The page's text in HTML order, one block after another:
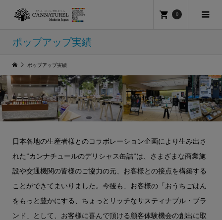
0
ポップアップ実績
ポップアップ実績
日本各地の生産者様とのコラボレーション企画により生み出さ
れた”カンナチュールのデリシャス缶詰”は、さまざまな商業施
設や交通機関の皆様のご協力の元、お客様との接点を構築する
ことができてまいりました。今後も、お客様の「おうちごはん
をもっと豊かにする、ちょっとリッチなサスティナブル・ブラ
ンド」として、お客様に喜んで頂ける顧客体験機会の創出に取